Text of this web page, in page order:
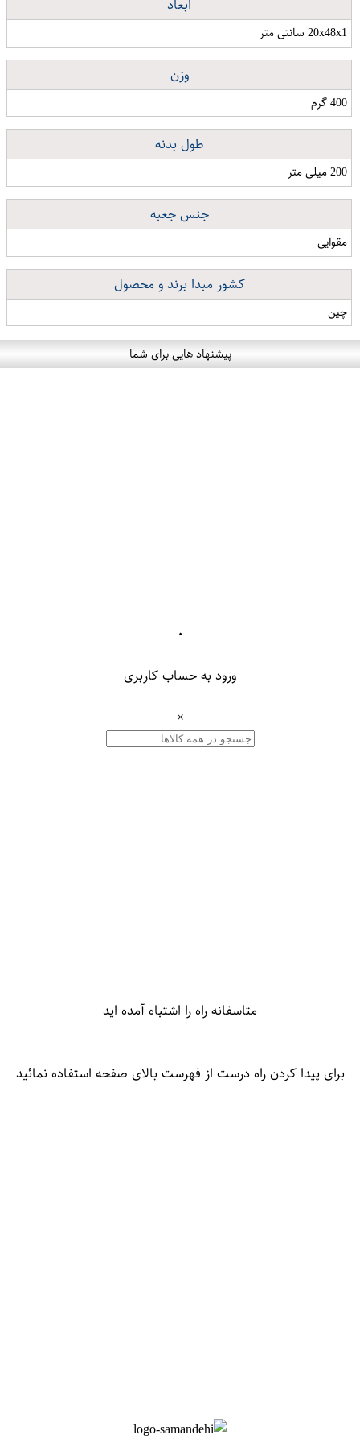
ابعاد
20x48x1 سانتی متر
وزن
400 گرم
طول بدنه
200 میلی متر
جنس جعبه
مقوایی
کشور مبدا برند و محصول
چین
پیشنهاد هایی برای شما
۰
ورود به حساب کاربری
×
متاسفانه راه را اشتباه آمده اید
برای پیدا کردن راه درست از فهرست بالای صفحه استفاده نمائید